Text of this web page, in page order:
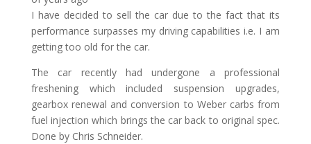
I have decided to sell the car due to the fact that its
performance surpasses my driving capabilities i.e. I am
getting too old for the car.
The car recently had undergone a professional
freshening which included suspension upgrades,
gearbox renewal and conversion to Weber carbs from
fuel injection which brings the car back to original spec.
Done by Chris Schneider.